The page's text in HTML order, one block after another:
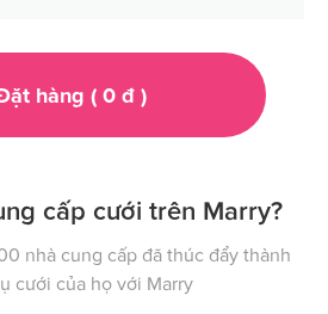
hàng ( 0đ )
cấp cưới trên Marry?
nhà cung cấp đã thúc đẩy thành
cưới của họ với Marry